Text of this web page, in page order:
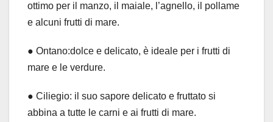
ottimo per il manzo, il maiale, l’agnello, il pollame
e alcuni frutti di mare.
● Ontano:dolce e delicato, è ideale per i frutti di
mare e le verdure.
● Ciliegio: il suo sapore delicato e fruttato si
abbina a tutte le carni e ai frutti di mare.